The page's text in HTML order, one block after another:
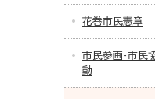
花巻市民憲章
市民参画・市民
動